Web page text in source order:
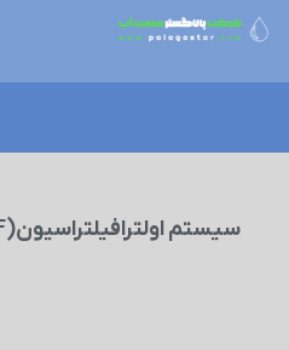
سیستم اولترافیلتراسیون(UF)